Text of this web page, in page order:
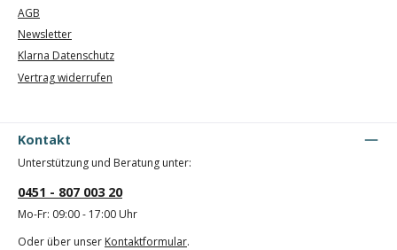
AGB
Newsletter
Klarna Datenschutz
Vertrag widerrufen
Kontakt
Unterstützung und Beratung unter:
0451 - 807 003 20
Mo-Fr: 09:00 - 17:00 Uhr
Oder über unser Kontaktformular.